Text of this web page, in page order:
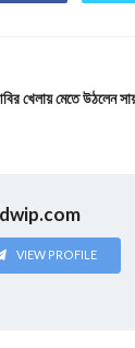
খেলায় মেতে উঠলেন
VIEW PROFILE